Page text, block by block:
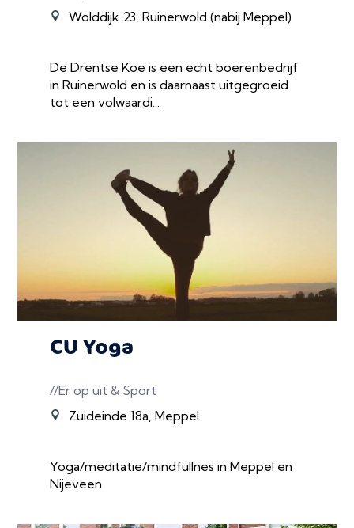
Wolddijk 23, Ruinerwold (nabij Meppel)
De Drentse Koe is een echt boerenbedrijf
in Ruinerwold en is daarnaast uitgegroeid
tot een volwaardi...
CU Yoga
//Er op uit & Sport
Zuideinde 18a, Meppel
Yoga/meditatie/mindfullnes in Meppel en
Nijeveen